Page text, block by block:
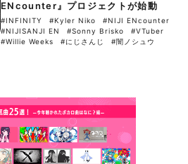
ENcounter』プロジェクトが始動
#INFINITY #Kyler Niko
#NIJI ENcounter
#NIJISANJI EN
#Sonny Brisko
#VTuber
#Willie Weeks
#にじさんじ #闇ノシュウ